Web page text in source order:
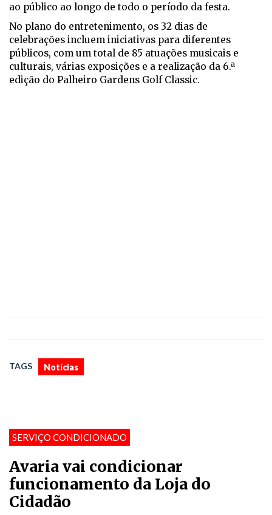
ao público ao longo de todo o período da festa.
No plano do entretenimento, os 32 dias de
celebrações incluem iniciativas para diferentes
públicos, com um total de 85 atuações musicais e
culturais, várias exposições e a realização da 6.ª
edição do Palheiro Gardens Golf Classic.
TAGS Notícias
SERVIÇO CONDICIONADO
Avaria vai condicionar
funcionamento da Loja do
Cidadão